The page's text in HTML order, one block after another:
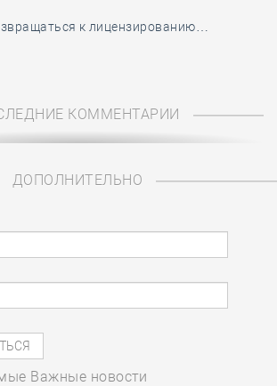
к лицензированию…
КОММЕНТАРИИ
ДОПОЛНИТЕЛЬНО
Важные новости